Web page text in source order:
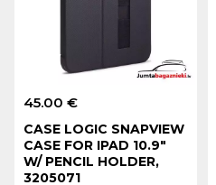
45.00 €
CASE LOGIC SNAPVIEW
CASE FOR IPAD 10.9"
W/ PENCIL HOLDER,
3205071